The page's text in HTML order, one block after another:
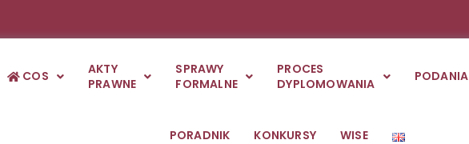
COS
AKTY
PRAWNE
SPRAWY
FORMALNE
PROCES
DYPLOMOWANIA
PODANIA
PORADNIK KONKURSY WISE